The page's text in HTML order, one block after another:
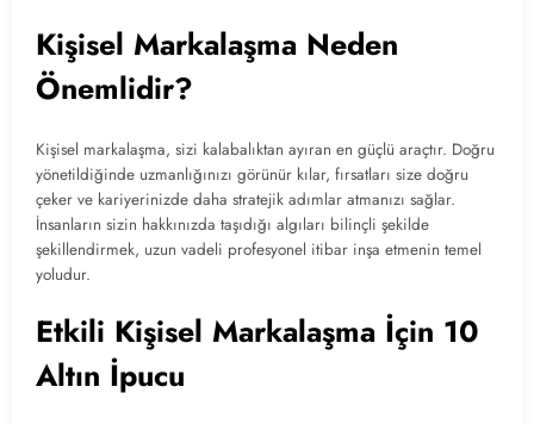
Kişisel Markalaşma Neden
Önemlidir?
Kişisel markalaşma, sizi kalabalıktan ayıran en güçlü araçtır. Doğru
yönetildiğinde uzmanlığınızı görünür kılar, fırsatları size doğru
çeker ve kariyerinizde daha stratejik adımlar atmanızı sağlar.
İnsanların sizin hakkınızda taşıdığı algıları bilinçli şekilde
şekillendirmek, uzun vadeli profesyonel itibar inşa etmenin temel
yoludur.
Etkili Kişisel Markalaşma İçin 10
Altın İpucu